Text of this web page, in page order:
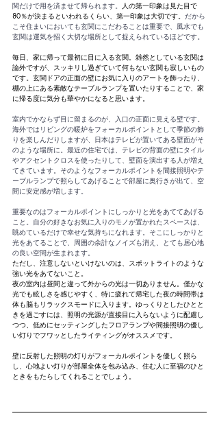
関だけで用を済ませて帰られます。 人の第一印象は見た目で
80％が決まるといわれるくらい、第一印象は大切です。 だから
こそ住まいにおいても玄関にこだわることは重要で、風水でも
玄関は運気を招く大切な場所として捉えられているほどです。
毎日、家に帰って最初に目に入る玄関。雑然としている玄関は
論外ですが、スッキリし過ぎていて何もない玄関も寂しいもの
です。玄関ドアの正面の壁にお気に入りのアートを飾ったり、
棚の上にある素敵なテーブルランプを置いたりすることで、家
に帰る度に気分も華やかになると思います。
室内でかならず目に留まるのが、入口の正面に見える壁です。
海外ではリビングの暖炉をフォーカルポイントとして季節の飾
りを楽しんだりしますが、日本はテレビが置いてある壁面がそ
のような場所に。最近の住宅では、テレビの背面の壁にタイル
やアクセントクロスを使ったりして、壁面を演出する人が増え
てきています。そのようなフォーカルポイントを間接照明やテ
ーブルランプで照らしてあげることで部屋に奥行きが出て、空
間に安定感が増します。
重要なのはフォーカルポイントにしっかりと光をあててあげる
こと。自分の好きなお気に入りのモノが置かれたスペースは、
眺めているだけで幸せな気持ちになれます。そこにしっかりと
光をあてることで、周囲の余計なノイズも消え、とても居心地
の良い空間が生まれます。
ただし、注意しないといけないのは、スポットライトのような
強い光をあてないこと。
夜の室内は昼間と違って外からの光は一切ありません。僅かな
光でも眩しさを感じやすく、特に疲れて帰宅した夜の時間帯は
体も脳もリラックスモードに入ります。ゆっくりとしたひとと
きを過ごすには、照明の光源が直接目に入らないように配慮し
つつ、低めにセッティングしたフロアランプや間接照明の優し
い灯りでフワッとしたライティングがオススメです。
壁に反射した照明の灯りがフォーカルポイントを優しく照ら
し、心地よい灯りが部屋全体を包み込み、住む人に至福のひと
ときをもたらしてくれることでしょう。